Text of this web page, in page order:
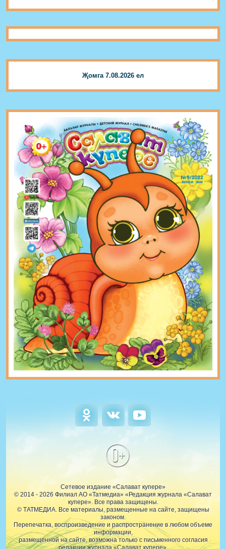
Җомга 7.08.2026 ел
0+
Сетевое издание «Салават купере»
© 2014 - 2026 Филиал АО «Татмедиа» «Редакция журнала «Салават
купере». Все права защищены.
© ТАТМЕДИА. Все материалы, размещенные на сайте, защищены
законом.
Перепечатка, воспроизведение и распространение в любом объеме
информации,
размещенной на сайте, возможна только с письменного согласия
редакции журнала «Салават купере».